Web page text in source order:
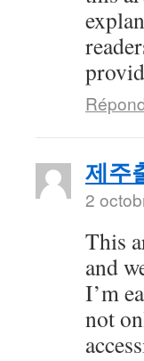
제주
2
This
and
I’m
not